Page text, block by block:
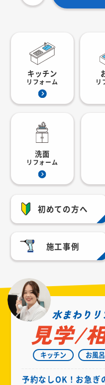
キッチン
リフォーム リ
洗面
リフォーム
初めての方へ
施工事例
水まわり
見学/
キッチン お風呂
予約なしOK！お急ぎ